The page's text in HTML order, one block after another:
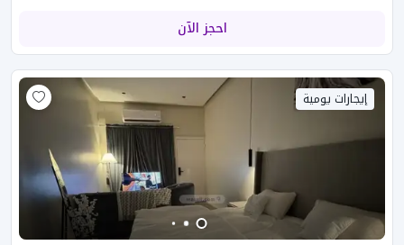
احجز الآن
إيجارات يومية